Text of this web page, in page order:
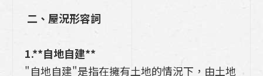
日式廚具Takara廚具240公分一字型收納
技巧(吊櫃篇)
【日本Takara 琺瑯廚具】什麼是琺瑯??琺
瑯廚具好用嗎?會破嗎?購買前需要注意什
二、屋況形容詞
1.**自地自建**
"自地自建"是指在擁有土地的情況下，由土地